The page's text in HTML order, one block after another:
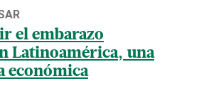
el embarazo
Latinoamérica, una
económica